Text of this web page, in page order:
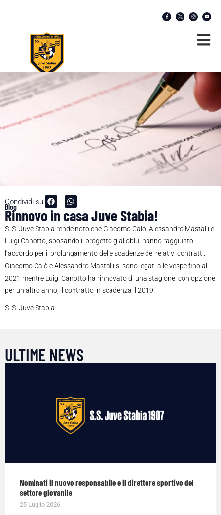
Condividi su:
Blog
Rinnovo in casa Juve Stabia!
S. S. Juve Stabia rende noto che Giacomo Calò, Alessandro Mastalli e
Luigi Canotto, sposando il progetto gialloblù, hanno raggiunto
l’accordo per il prolungamento delle scadenze dei relativi contratti.
Giacomo Calò e Alessandro Mastalli si sono legati alle vespe fino al
2021 mentre Luigi Canotto ha rinnovato di una stagione, con opzione
per un altro anno, il contratto in scadenza il 2019.
S. S. Juve Stabia
ULTIME NEWS
Nominati il nuovo responsabile e il direttore sportivo del
settore giovanile
25 Luglio 2026